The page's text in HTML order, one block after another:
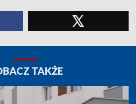
TAKŻE